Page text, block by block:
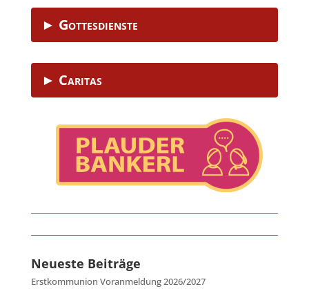
► Gottesdienste
► Caritas
Neueste Beiträge
Erstkommunion Voranmeldung 2026/2027